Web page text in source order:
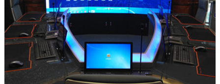
公司新闻| 2026-02-07
捷报！富晋天维连续中标两个军队核心信
息化项目